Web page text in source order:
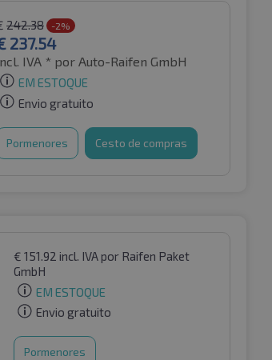
242.38 -2%
237.54
IVA * por Auto-Raifen GmbH
EM ESTOQUE
Envio gratuito
Pormenores Cesto de compras
€ 151.92 incl. IVApor Raifen Paket
GmbH
EM ESTOQUE
Envio gratuito
Pormenores